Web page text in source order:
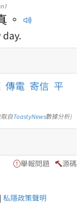
。
傳電 寄信 平
自ToastyNews數據分析)
舉報問題 源碼
| 私隱政策聲明